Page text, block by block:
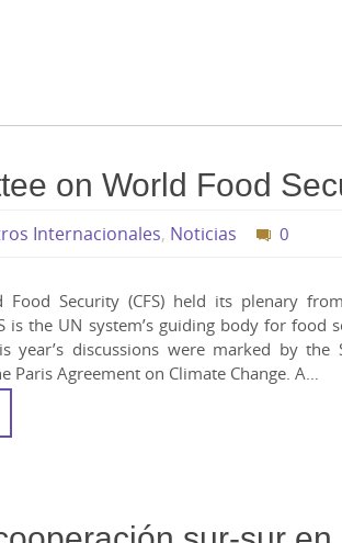
on World Food
Internacionales, Noticias 0
Food Security (CFS) held its plenary
is the UN system’s guiding body for food
year’s discussions were marked by the
Paris Agreement on Climate Change. A…